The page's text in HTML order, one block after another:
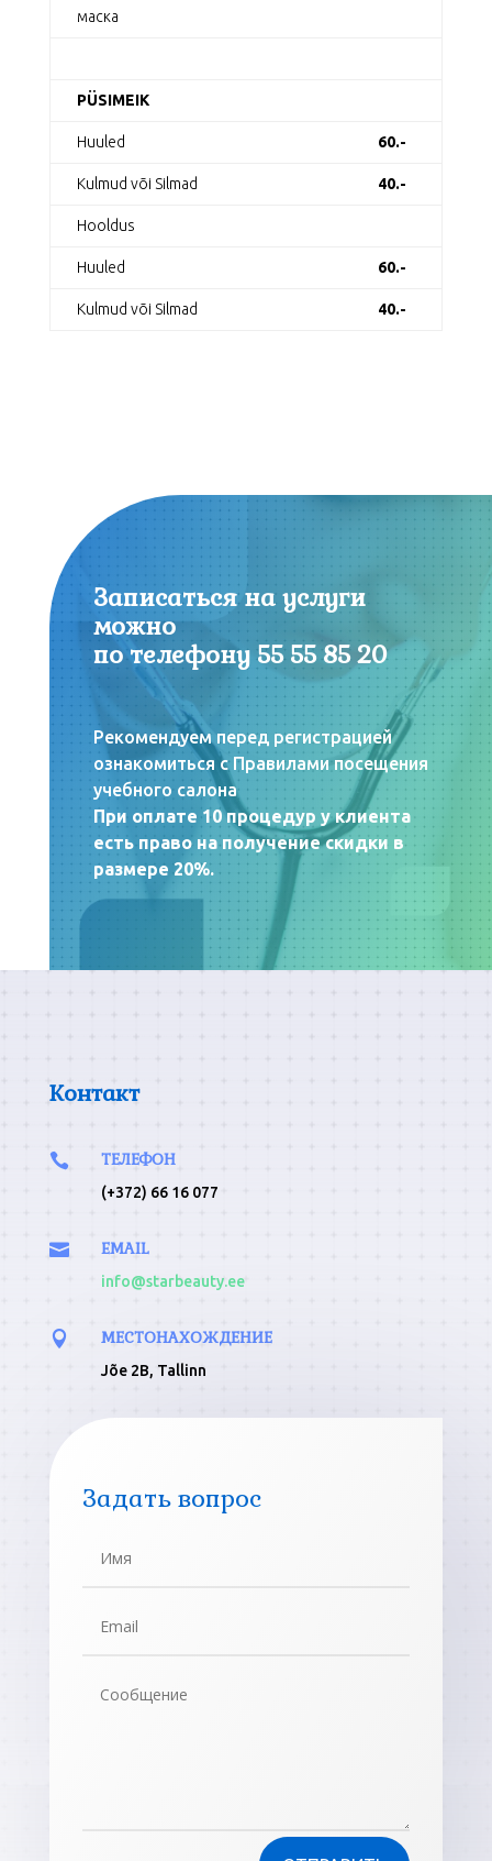
маска
PÜSIMEIK
Huuled 60.-
Kulmud või Silmad 40.-
Hooldus
Huuled 60.-
Kulmud või Silmad 40.-
Записаться на услуги
можно
по телефону 55 55 85 20
Рекомендуем перед регистрацией
ознакомиться с Правилами посещения
учебного салона
При оплате 10 процедур у клиента
есть право на получение скидки в
размере 20%.
Контакт
 ТЕЛЕФОН
(+372) 66 16 077
 EMAIL
info@starbeauty.ee
 МЕСТОНАХОЖДЕНИЕ
Jõe 2B, Tallinn
Задать вопрос